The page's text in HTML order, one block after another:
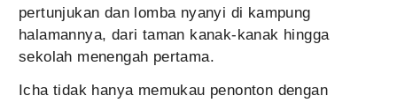
pertunjukan dan lomba nyanyi di kampung
halamannya, dari taman kanak-kanak hingga
sekolah menengah pertama.
Icha tidak hanya memukau penonton dengan